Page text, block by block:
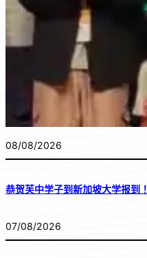
08/08/2026
恭贺芙中学子到新加坡大学报到！
07/08/2026